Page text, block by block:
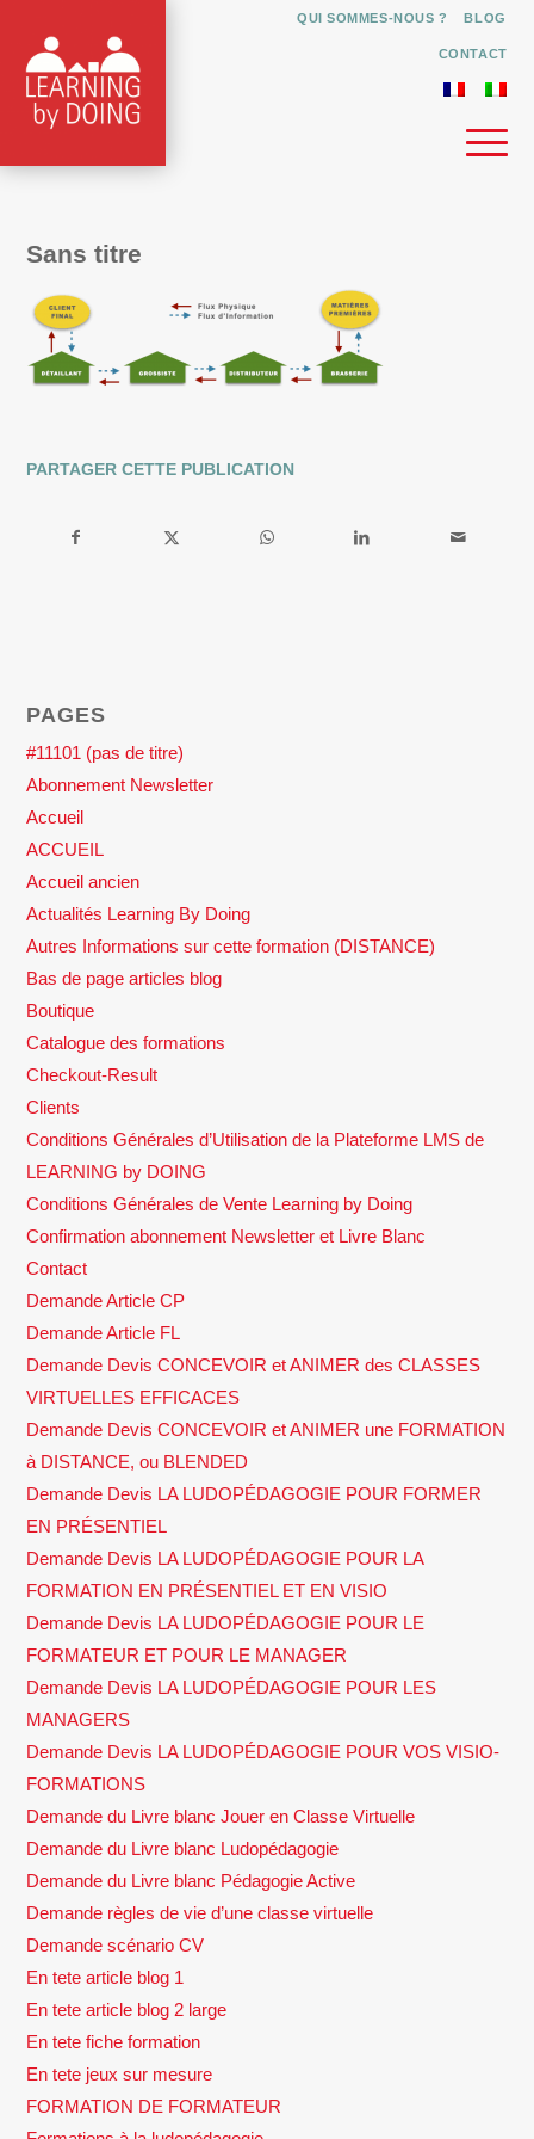
QUI SOMMES-NOUS ? BLOG
CONTACT
Sans titre
PARTAGER CETTE PUBLICATION
PAGES
#11101 (pas de titre)
Abonnement Newsletter
Accueil
ACCUEIL
Accueil ancien
Actualités Learning By Doing
Autres Informations sur cette formation (DISTANCE)
Bas de page articles blog
Boutique
Catalogue des formations
Checkout-Result
Clients
Conditions Générales d’Utilisation de la Plateforme LMS de
LEARNING by DOING
Conditions Générales de Vente Learning by Doing
Confirmation abonnement Newsletter et Livre Blanc
Contact
Demande Article CP
Demande Article FL
Demande Devis CONCEVOIR et ANIMER des CLASSES
VIRTUELLES EFFICACES
Demande Devis CONCEVOIR et ANIMER une FORMATION
à DISTANCE, ou BLENDED
Demande Devis LA LUDOPÉDAGOGIE POUR FORMER
EN PRÉSENTIEL
Demande Devis LA LUDOPÉDAGOGIE POUR LA
FORMATION EN PRÉSENTIEL ET EN VISIO
Demande Devis LA LUDOPÉDAGOGIE POUR LE
FORMATEUR ET POUR LE MANAGER
Demande Devis LA LUDOPÉDAGOGIE POUR LES
MANAGERS
Demande Devis LA LUDOPÉDAGOGIE POUR VOS VISIO-
FORMATIONS
Demande du Livre blanc Jouer en Classe Virtuelle
Demande du Livre blanc Ludopédagogie
Demande du Livre blanc Pédagogie Active
Demande règles de vie d’une classe virtuelle
Demande scénario CV
En tete article blog 1
En tete article blog 2 large
En tete fiche formation
En tete jeux sur mesure
FORMATION DE FORMATEUR